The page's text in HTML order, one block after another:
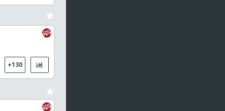
Yokohama Dena Baystars
Hiroshima Toyo Carp
1er set
Hina Hayata
+130